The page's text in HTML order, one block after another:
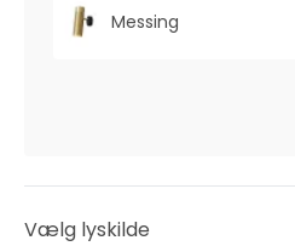
Messing
Vælg lyskilde